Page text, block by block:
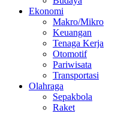
Ekonomi
Makro/Mikro
Keuangan
Tenaga Kerja
Otomotif
Pariwisata
Transportasi
Olahraga
Sepakbola
Raket